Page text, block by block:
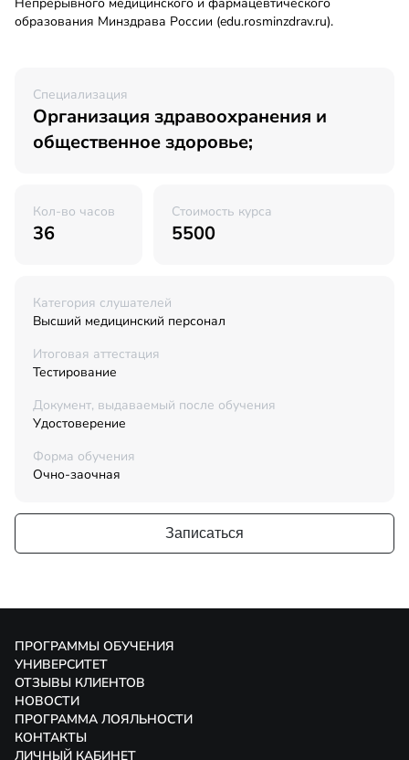
образования Минздрава России (edu.rosminzdrav.ru).
Специализация
Организация здравоохранения и
общественное здоровье;
Кол-во часов
36
Стоимость курса
5500
Категория слушателей
Высший медицинский персонал
Итоговая аттестация
Тестирование
Документ, выдаваемый после обучения
Удостоверение
Форма обучения
Очно-заочная
Записаться
ПРОГРАММЫ ОБУЧЕНИЯ
УНИВЕРСИТЕТ
ОТЗЫВЫ КЛИЕНТОВ
НОВОСТИ
ПРОГРАММА ЛОЯЛЬНОСТИ
КОНТАКТЫ
ЛИЧНЫЙ КАБИНЕТ